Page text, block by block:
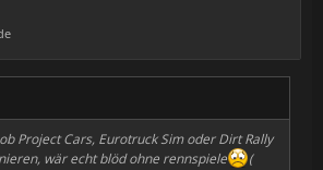
Project Cars, Eurotruck Sim oder Dirt Rally
wär echt blöd ohne rennspiele
(